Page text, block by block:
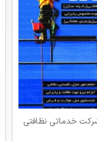
شرکت خدماتی نظافتی